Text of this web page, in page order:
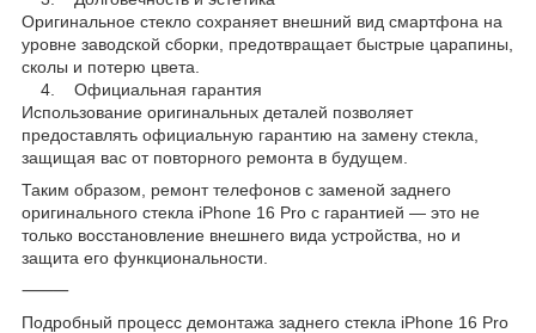
Оригинальное стекло сохраняет внешний вид смартфона на
уровне заводской сборки, предотвращает быстрые царапины,
сколы и потерю цвета.
4. Официальная гарантия
Использование оригинальных деталей позволяет
предоставлять официальную гарантию на замену стекла,
защищая вас от повторного ремонта в будущем.
Таким образом, ремонт телефонов с заменой заднего
оригинального стекла iPhone 16 Pro с гарантией — это не
только восстановление внешнего вида устройства, но и
защита его функциональности.
⸻
Подробный процесс демонтажа заднего стекла iPhone 16 Pro